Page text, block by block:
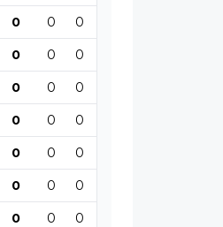
0 0 0
0 0 0
0 0 0
0 0 0
0 0 0
0 0 0
0 0 0